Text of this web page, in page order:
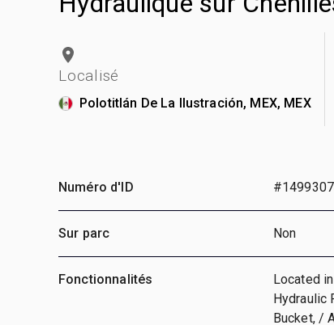
Localisé
Polotitlán De La Ilustración, MEX, MEX
Numéro d'ID
Sur parc Non
Fonctionnalités
Located
Hydraulic
Bucket, /